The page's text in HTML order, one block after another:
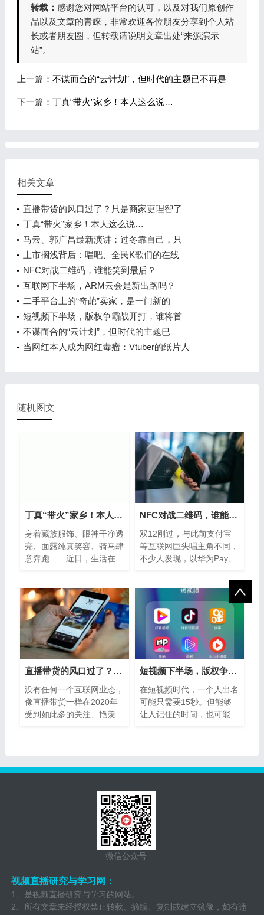
转载： 感谢您对网站平台的认可，以及对我们原创作
品以及文章的青睐，非常欢迎各位朋友分享到个人站
长或者朋友圈，但转载请说明文章出处“来源演示
站”。
上一篇： 不谋而合的“云计划”，但时代的主题已不再是
下一篇： 丁真“带火”家乡！本人这么说…
相关文章
直播带货的风口过了？只是商家更理智了
丁真“带火”家乡！本人这么说…
马云、郭广昌最新演讲：过冬靠自己，只
上市搁浅背后：唱吧、全民K歌们的在线
NFC对战二维码，谁能笑到最后？
互联网下半场，ARM云会是新出路吗？
二手平台上的“奇葩”卖家，是一门新的
短视频下半场，版权争霸战开打，谁将首
不谋而合的“云计划”，但时代的主题已
当网红本人成为网红毒瘤：Vtuber的纸片人
随机图文
丁真“带火”家乡！本人这么说…
身着藏族服饰、眼神干净透
亮、面露纯真笑容、骑马肆
意奔跑……近日，生活在...
NFC对战二维码，谁能笑到最后？
双12刚过，与此前支付宝
等互联网巨头唱主角不同，
不少人发现，以华为Pay、
直播带货的风口过了？只是商家更理智了
没有任何一个互联网业态，
像直播带货一样在2020年
受到如此多的关注、艳羡
短视频下半场，版权争霸战开打，谁将首
在短视频时代，一个人出名
可能只需要15秒。但能够
让人记住的时间，也可能
微信公众号
视频直播研究与学习网：
1、是视频直播研究与学习的网站。
2、所有文章未经授权禁止转载、摘编、复制或建立镜像，如有违